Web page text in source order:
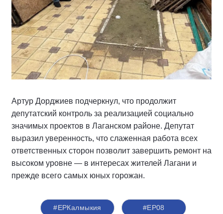
Артур Дорджиев подчеркнул, что продолжит
депутатский контроль за реализацией социально
значимых проектов в Лаганском районе. Депутат
выразил уверенность, что слаженная работа всех
ответственных сторон позволит завершить ремонт на
высоком уровне — в интересах жителей Лагани и
прежде всего самых юных горожан.
#ЕРКалмыкия #ЕР08